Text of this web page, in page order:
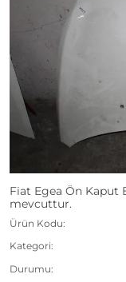
Fiat Egea Ön Kaput
mevcuttur.
Ürün Kodu:
Kategori:
Durumu: